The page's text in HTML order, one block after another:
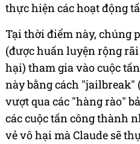
thực hiện các hoạt động
Tại thời điểm này, chúng
(được huấn luyện rộng
hại) tham gia vào cuộc
này bằng cách "jailbreak"
vượt qua các "hàng rào"
các cuộc tấn công thành
vẻ vô hại mà Claude sẽ